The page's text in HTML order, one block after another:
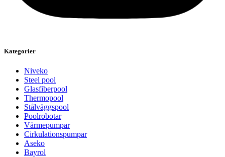
Kategorier
Niveko
Steel pool
Glasfiberpool
Thermopool
Stålväggspool
Poolrobotar
Värmepumpar
Cirkulationspumpar
Aseko
Bayrol